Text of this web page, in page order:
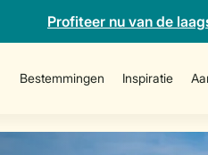
Profiteer nu van de
Bestemmingen Inspiratie